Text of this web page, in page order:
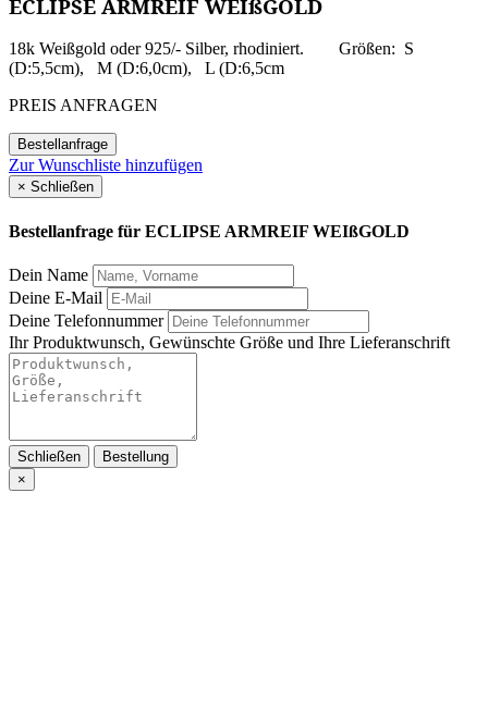
ECLIPSE ARMREIF WEIßGOLD
18k Weißgold oder 925/- Silber, rhodiniert. Größen: S
(D:5,5cm), M (D:6,0cm), L (D:6,5cm
PREIS ANFRAGEN
Bestellanfrage
Zur Wunschliste hinzufügen
× Schließen
Bestellanfrage für ECLIPSE ARMREIF WEIßGOLD
Dein Name
Deine E-Mail
Deine Telefonnummer
Ihr Produktwunsch, Gewünschte Größe und Ihre Lieferanschrift
Schließen
Bestellung
×